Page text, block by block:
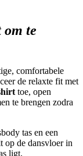
om te
comfortabele
de relaxte fit met
toe, open
te brengen zodra
tas en een
op de dansvloer in
ligt.